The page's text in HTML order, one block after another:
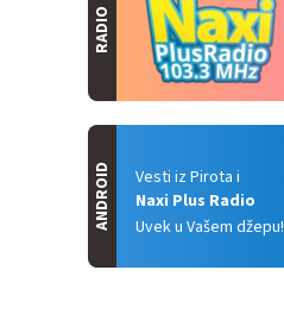
RADIO
Vesti iz Pirota i
Naxi Plus Radio
Uvek u Vašem džepu!
ANDROID